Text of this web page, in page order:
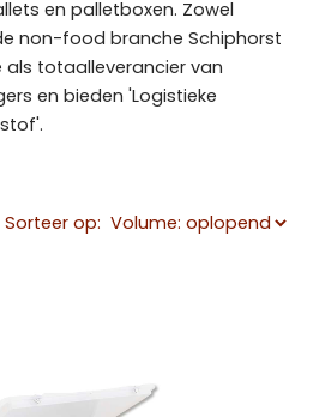
en palletboxen. Zowel
non-food branche Schiphorst
totaalleverancier van
en bieden 'Logistieke
Sorteer op: